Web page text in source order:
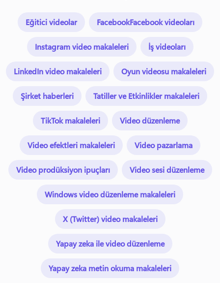
Eğitici videolar FacebookFacebook videoları
Instagram video makaleleri İş videoları
LinkedIn video makaleleri Oyun videosu makaleleri
Şirket haberleri Tatiller ve Etkinlikler makaleleri
TikTok makaleleri Video düzenleme
Video efektleri makaleleri Video pazarlama
Video prodüksiyon ipuçları Video sesi düzenleme
Windows video düzenleme makaleleri
X (Twitter) video makaleleri
Yapay zeka ile video düzenleme
Yapay zeka metin okuma makaleleri